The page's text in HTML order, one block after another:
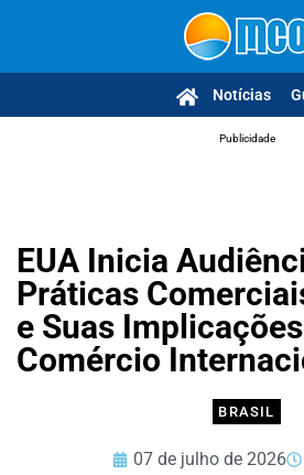
Notícias
Publicidade
EUA Inicia
Práticas
e Suas
Comércio
BRASIL
07 de julho de 2026